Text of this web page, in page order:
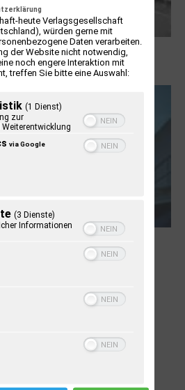
30. Todestag. Von
Himbeersaft
heute Verlagsgesellschaft
würden gerne mit
Daten verarbeiten.
der Website nicht notwendig,
noch engere Interaktion mit
treffen Sie bitte eine Auswahl:
(1 Dienst)
zur
Weiterentwicklung
via Google
(3 Dienste)
Informationen